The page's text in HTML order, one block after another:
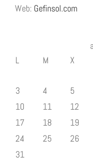
Web: Gefinsol.com
L
M X
3
4 5
10
11 12
17
18 19
24
25 26
31